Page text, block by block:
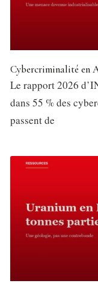
Cybercriminalité en
Le rapport 2026
dans 55 % des
passent de